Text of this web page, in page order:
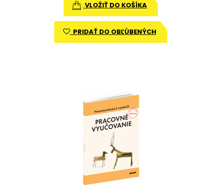
VLOŽIŤ DO KOŠÍKA
PRIDAŤ DO OBĽÚBENÝCH